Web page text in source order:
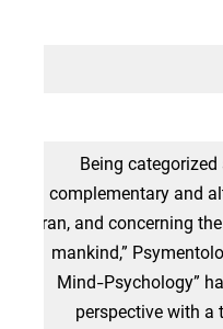
Being
complementary and
Iran, and concerning
mankind,”
Mind-Psychology”
perspective with